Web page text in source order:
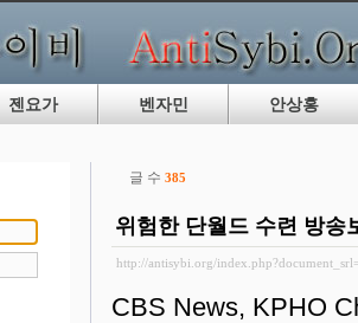
젠요가 벤자민 안상홍
글 수 385
위험한 단월드 수련 방송
http://antisybi.org/
CBS News, KPHO